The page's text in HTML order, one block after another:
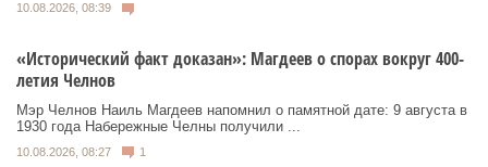
10.08.2026, 08:39
«Исторический факт доказан»: Магдеев о спорах вокруг 400-
летия Челнов
Мэр Челнов Наиль Магдеев напомнил о памятной дате: 9 августа в
1930 года Набережные Челны получили ...
10.08.2026, 08:27 1